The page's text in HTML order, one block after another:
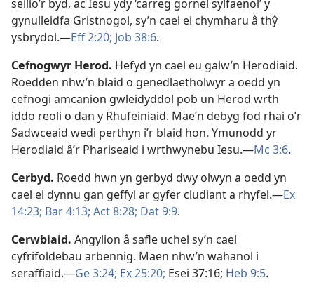
seilio’r byd, ac Iesu ydy ‘carreg gornel sylfaenol’ y
gynulleidfa Gristnogol, sy’n cael ei chymharu â thŷ
ysbrydol.—Eff 2:20; Job 38:6.
Cefnogwyr Herod. Hefyd yn cael eu galw’n Herodiaid.
Roedden nhw’n blaid o genedlaetholwyr a oedd yn
cefnogi amcanion gwleidyddol pob un Herod wrth
iddo reoli o dan y Rhufeiniaid. Mae’n debyg fod rhai o’r
Sadwceaid wedi perthyn i’r blaid hon. Ymunodd yr
Herodiaid â’r Phariseaid i wrthwynebu Iesu.—Mc 3:6.
Cerbyd. Roedd hwn yn gerbyd dwy olwyn a oedd yn
cael ei dynnu gan geffyl ar gyfer cludiant a rhyfel.—Ex
14:23; Bar 4:13; Act 8:28; Dat 9:9.
Cerwbiaid. Angylion â safle uchel sy’n cael
cyfrifoldebau arbennig. Maen nhw’n wahanol i
seraffiaid.—Ge 3:24; Ex 25:20; Esei 37:16; Heb 9:5.